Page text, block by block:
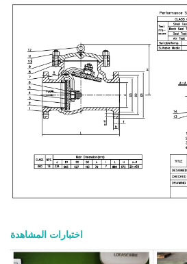
اختبارات المشاهدة